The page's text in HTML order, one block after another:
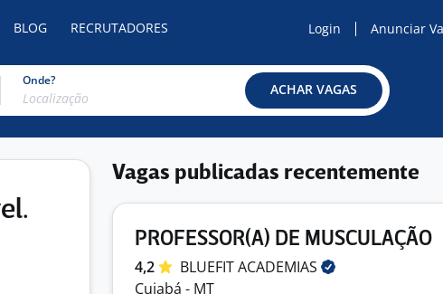
BLOG RECRUTADORES Login Anunciar
Onde?
ACHAR VAGAS
Vagas publicadas recentemente
PROFESSOR(A) DE MUSCULAÇÃO
4,2 BLUEFITACADEMIAS
Cuiabá - MT